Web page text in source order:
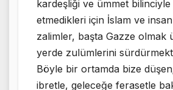
kardeşliği ve ümmet
etmedikleri için İslam ve
zalimler, başta Gazze olmak
yerde zulümlerini
Böyle bir ortamda bize
ibretle, geleceğe ferasetle